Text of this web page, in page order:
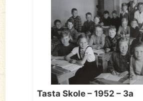
Tasta Skole – 1952 – 3a